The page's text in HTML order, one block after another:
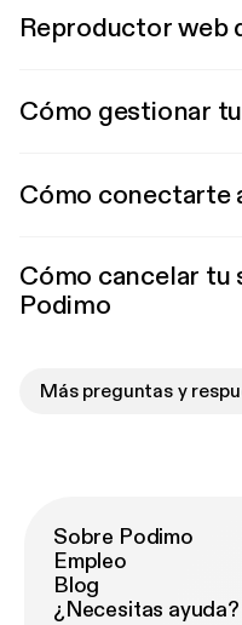
Reproductor web
Cómo gestionar
Cómo conectarte
Cómo cancelar tu
Podimo
Más preguntas y
Sobre Podimo
Empleo
Blog
¿Necesitas ayuda?